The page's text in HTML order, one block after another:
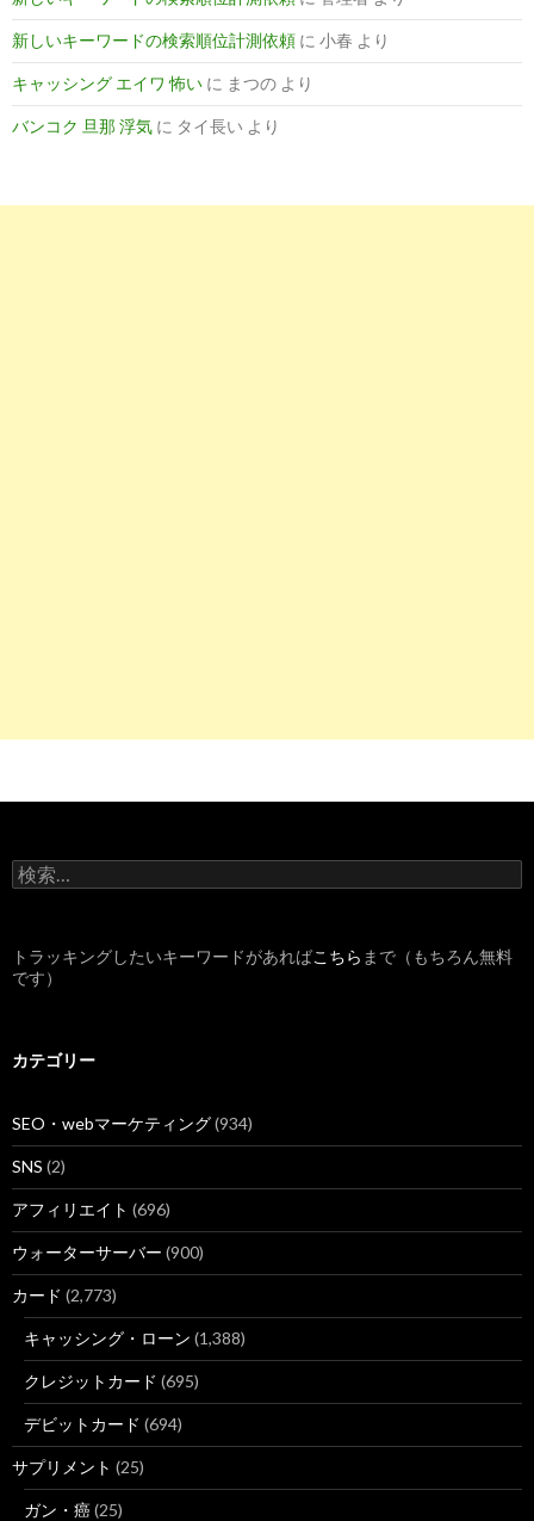
8 http://nayami.tabine.net/kensaku/s_1/�y�ȉ�/1/
楽な科について：看護師のお悩み相談室
8 https:// www.lvmom.net/ランキング/楽な科に看護師転職口コ
新しいキーワードの検索順位計測依頼 に 小春 より
キャッシング エイワ 怖い に まつの より
バンコク 旦那 浮気 に タイ長い より
検
索
トラッキングしたいキーワードがあればこちら まで（もちろん無料
です）
カテゴリー
SEO・webマーケティング(934)
SNS (2)
アフィリエイト (696)
ウォーターサーバー (900)
カード (2,773)
キャッシング・ローン (1,388)
クレジットカード (695)
デビットカード (694)
サプリメント (25)
ガン・癌(25)